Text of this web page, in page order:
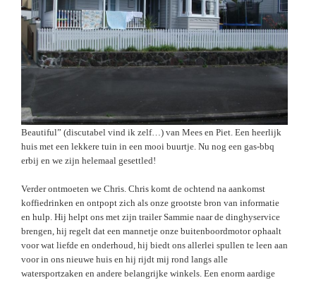
Beautiful” (discutabel vind ik zelf…) van Mees en Piet. Een heerlijk
huis met een lekkere tuin in een mooi buurtje. Nu nog een gas-bbq
erbij en we zijn helemaal gesettled!
Verder ontmoeten we Chris. Chris komt de ochtend na aankomst
koffiedrinken en ontpopt zich als onze grootste bron van informatie
en hulp. Hij helpt ons met zijn trailer Sammie naar de dinghyservice
brengen, hij regelt dat een mannetje onze buitenboordmotor ophaalt
voor wat liefde en onderhoud, hij biedt ons allerlei spullen te leen aan
voor in ons nieuwe huis en hij rijdt mij rond langs alle
watersportzaken en andere belangrijke winkels. Een enorm aardige